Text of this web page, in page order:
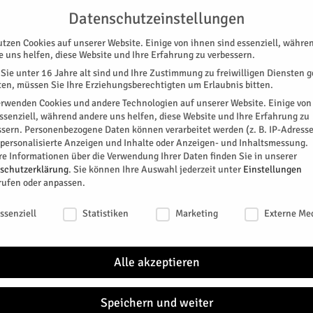
KONTAKT
SPEZIAL E-PAPER KINO GALERIE
um PC & Co“
Datenschutzeinstellungen
Cookies auf unserer Website. Einige von ihnen sind essenziell,
uns helfen, diese Website und Ihre Erfahrung zu verbessern.
unter 16 Jahre alt sind und Ihre Zustimmung zu freiwilligen Diensten
müssen Sie Ihre Erziehungsberechtigten um Erlaubnis bitten.
Cookies und andere Technologien auf unserer Website. Einige
während andere uns helfen, diese Website und Ihre Erfahrung zu
Personenbezogene Daten können verarbeitet werden (z. B. IP-
Anzeigen und Inhalte oder Anzeigen- und Inhaltsmessung.
Informationen über die Verwendung Ihrer Daten finden Sie in unserer
. Sie können Ihre Auswahl jederzeit unter Einstellungen
oder anpassen.
Statistiken Marketing Externe
Alle akzeptieren
Speichern und weiter